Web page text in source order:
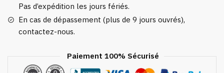
Pas d’expédition les jours fériés.
En cas de dépassement (plus de 9 jours ouvrés),
contactez-nous.
Paiement 100% Sécurisé